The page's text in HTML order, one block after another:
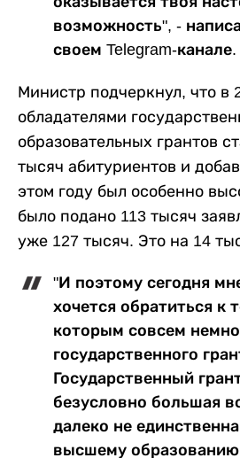
возможность", -
своем Telegram-канале.
Министр подчеркнул, что в
обладателями
образовательных грантов
тысяч абитуриентов и
этом году был особенно
было подано 113 тысяч
уже 127 тысяч. Это на 14
"И поэтому сегодня
хочется обратиться к
которым совсем
государственного
Государственный
безусловно большая
далеко не
высшему